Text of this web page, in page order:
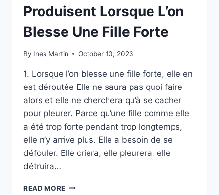
Produisent Lorsque L’on
Blesse Une Fille Forte
By Ines Martin October 10, 2023
1. Lorsque l’on blesse une fille forte, elle en
est déroutée Elle ne saura pas quoi faire
alors et elle ne cherchera qu’à se cacher
pour pleurer. Parce qu’une fille comme elle
a été trop forte pendant trop longtemps,
elle n’y arrive plus. Elle a besoin de se
défouler. Elle criera, elle pleurera, elle
détruira…
READ MORE 8